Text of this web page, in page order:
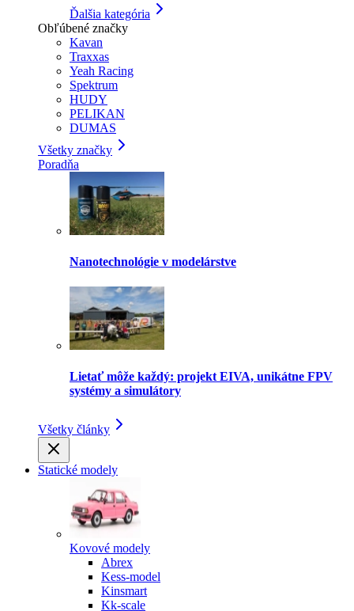
Ďalšia kategória
Obľúbené značky
Kavan
Traxxas
Yeah Racing
Spektrum
HUDY
PELIKAN
DUMAS
Všetky značky
Poradňa
Nanotechnológie v modelárstve
Lietať môže každý: projekt EIVA, unikátne FPV
systémy a simulátory
Všetky články
Statické modely
Kovové modely
Abrex
Kess-model
Kinsmart
Kk-scale